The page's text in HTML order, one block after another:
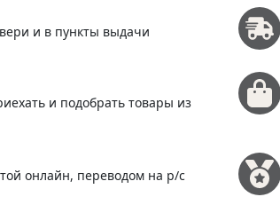
и в пункты выдачи
и подобрать товары из
онлайн, переводом на р/с